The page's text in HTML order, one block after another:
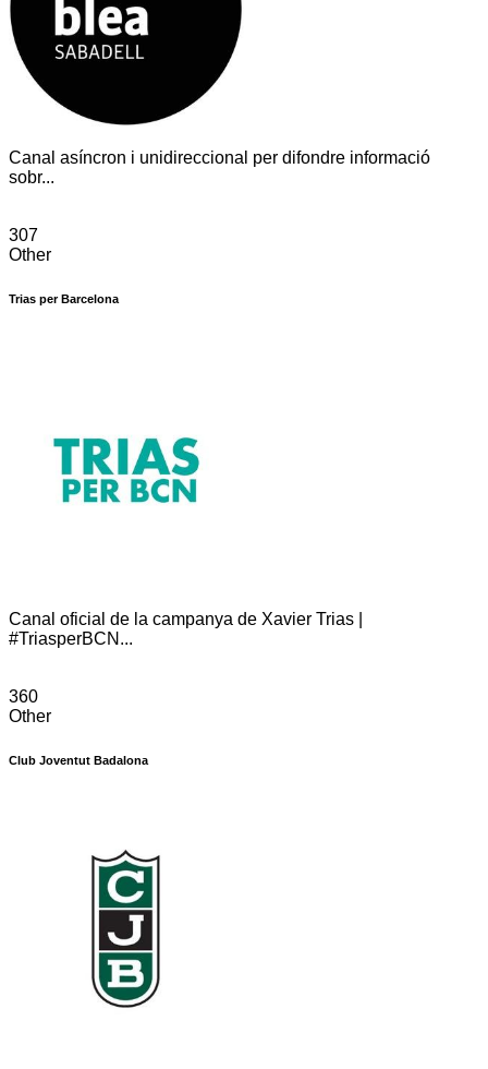
Canal asíncron i unidireccional per difondre informació
sobr...
307
Other
Trias per Barcelona
Canal oficial de la campanya de Xavier Trias |
#TriasperBCN...
360
Other
Club Joventut Badalona